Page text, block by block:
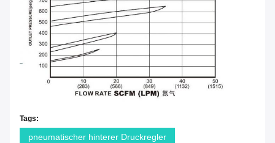
Tags:
pneumatischer hinterer Druckregler